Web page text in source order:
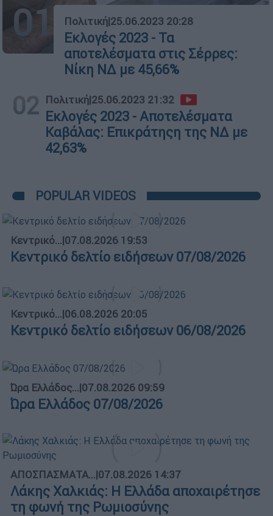
01 Πολιτική|25.06.2023 20:28
Εκλογές 2023 - Τα
αποτελέσματα στις Σέρρες:
Νίκη ΝΔ με 45,66%
02 Πολιτική|25.06.2023 21:32
Εκλογές 2023 - Αποτελέσματα
Καβάλας: Επικράτηςη της ΝΔ με
42,63%
POPULAR VIDEOS
Κεντρικό...|07.08.2026 19:53
Κεντρικό δελτίο ειδήσεων 07/08/2026
Κεντρικό...|06.08.2026 20:05
Κεντρικό δελτίο ειδήσεων 06/08/2026
Ώρα Ελλάδος...|07.08.2026 09:59
Ώρα Ελλάδος 07/08/2026
ΑΠΟΣΠΑΣΜΑΤΑ...|07.08.2026 14:37
Λάκης Χαλκιάς: Η Ελλάδα αποχαιρέτησε
τη φωνή της Ρωμιοσύνης